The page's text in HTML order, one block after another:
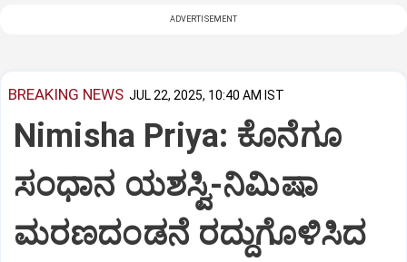
ADVERTISEMENT
BREAKING NEWS JUL 22, 2025, 10:40 AM IST
Nimisha Priya: ಕೊನೆಗೂ
ಸಂಧಾನ ಯಶಸ್ವಿ-ನಿಮಿಷಾ
ಮರಣದಂಡನೆ ರದ್ದುಗೊಳಿಸಿದ